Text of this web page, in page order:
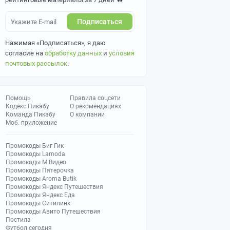
Подписаться
Нажимая «Подписаться», я даю
согласие на обработку данных и условия
почтовых рассылок.
Помощь
Кодекс Пикабу
Команда Пикабу
Моб. приложение
Правила соцсети
О рекомендациях
О компании
Промокоды Биг Гик
Промокоды Lamoda
Промокоды М.Видео
Промокоды Пятерочка
Промокоды Aroma Butik
Промокоды Яндекс Путешествия
Промокоды Яндекс Еда
Промокоды Ситилинк
Промокоды Авито Путешествия
Постила
Футбол сегодня